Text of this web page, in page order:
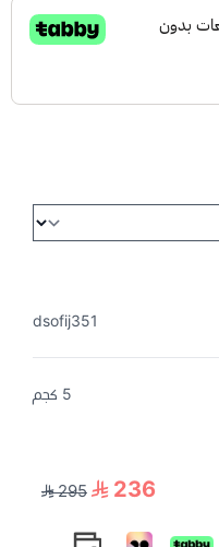
dsofij351
5 كجم
236
295